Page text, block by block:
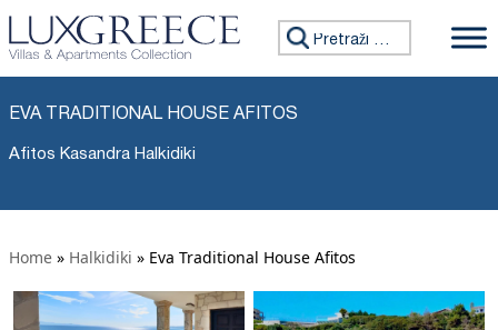
Tražiti:
EVA TRADITIONAL HOUSE AFITOS
Afitos Kasandra Halkidiki
Home » Halkidiki » Eva Traditional House Afitos